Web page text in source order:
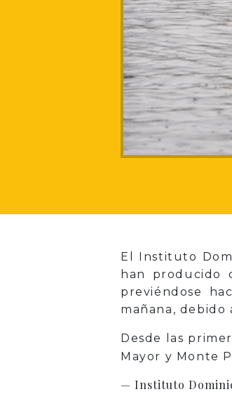
El Instituto
han producido
previéndose
mañana,
Desde las
Mayor y Monte
— Instituto